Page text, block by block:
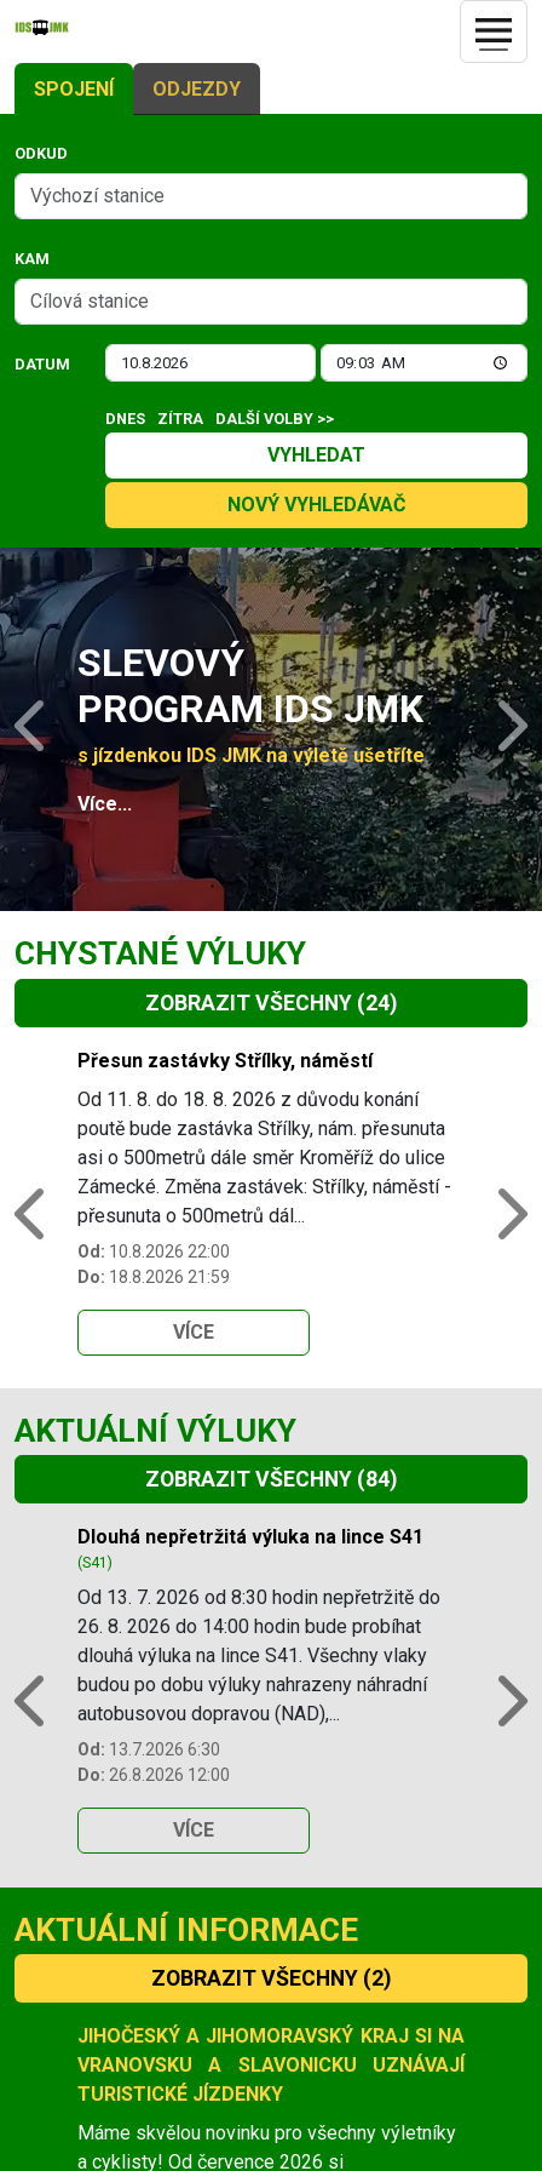
SPOJENÍ ODJEZDY
ODKUD
KAM
DATUM
DNES ZÍTRA DALŠÍ VOLBY >>
VYHLEDAT
NOVÝ VYHLEDÁVAČ
Slide 1 of 4
SLEVOVÝ
PROGRAM IDS JMK
s jízdenkou IDS JMK na výletě ušetříte
Více...
Previous
CHYSTANÉ VÝLUKY
ZOBRAZIT VŠECHNY (24)
Slide 1 of 24
Přesun zastávky Střílky, náměstí
Od 11. 8. do 18. 8. 2026 z důvodu konání
poutě bude zastávka Střílky, nám. přesunuta
asi o 500metrů dále směr Kroměříž do ulice
Zámecké. Změna zastávek: Střílky, náměstí -
přesunuta o 500metrů dál...
Od: 10.8.2026 22:00
Do: 18.8.2026 21:59
VÍCE
Previous
AKTUÁLNÍ VÝLUKY
ZOBRAZIT VŠECHNY (84)
Slide 1 of 84
Dlouhá nepřetržitá výluka na lince S41
(S41)
Od 13. 7. 2026 od 8:30 hodin nepřetržitě do
26. 8. 2026 do 14:00 hodin bude probíhat
dlouhá výluka na lince S41. Všechny vlaky
budou po dobu výluky nahrazeny náhradní
autobusovou dopravou (NAD),...
Od: 13.7.2026 6:30
Do: 26.8.2026 12:00
VÍCE
Previous
AKTUÁLNÍ INFORMACE
ZOBRAZIT VŠECHNY (2)
Slide 1 of 2
JIHOČESKÝ A JIHOMORAVSKÝ KRAJ SI NA
VRANOVSKU A SLAVONICKU UZNÁVAJÍ
TURISTICKÉ JÍZDENKY
Máme skvělou novinku pro všechny výletníky
a cyklisty! Od července 2026 si